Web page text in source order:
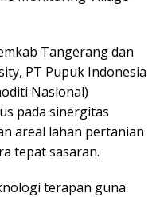
Tangerang dan
PT Pupuk Indonesia
Nasional)
pada sinergitas
areal lahan pertanian
tepat sasaran.
terapan guna